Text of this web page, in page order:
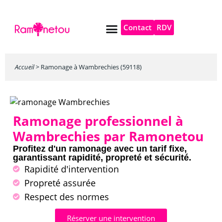
Contact RDV
Accueil> Ramonage à Wambrechies (59118)
Ramonage professionnel à
Wambrechies par Ramonetou
Profitez d'un ramonage avec un tarif fixe,
garantissant rapidité, propreté et sécurité.
Rapidité d'intervention
Propreté assurée
Respect des normes
Réserver une intervention